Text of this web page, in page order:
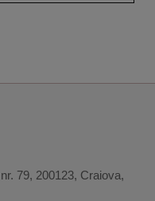
79, 200123, Craiova,